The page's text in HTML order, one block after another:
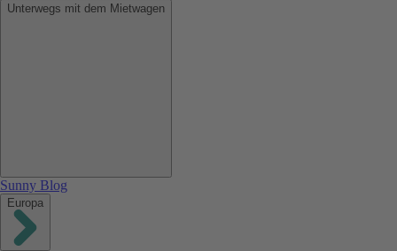
Unterwegs mit dem Mietwagen
Sunny Blog
Europa